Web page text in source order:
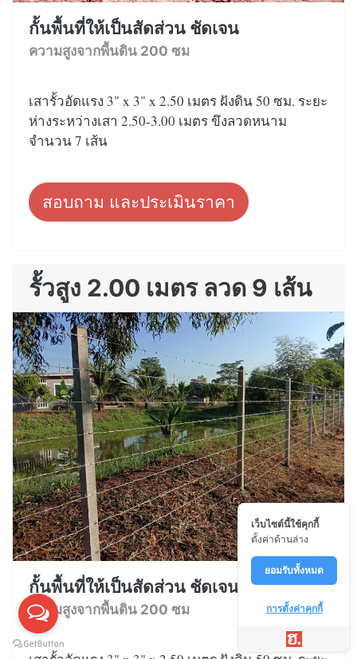
กั้นพื้นที่ให้เป็นสัดส่วน ชัดเจน
ความสูงจากพื้นดิน 200 ซม
เสารั้วอัดแรง 3" x 3" x 2.50 เมตร ฝังดิน 50 ซม. ระยะ
ห่างระหว่างเสา 2.50-3.00 เมตร ขึงลวดหนาม
จำนวน 7 เส้น
สอบถาม และประเมินราคา
รั้วสูง 2.00 เมตร ลวด 9 เส้น
กั้นพื้นที่ให้เป็นสัดส่วน ชัดเจน
ความสูงจากพื้นดิน 200 ซม
เว็บไซต์นี้ใช้คุกกี้
ตั้งค่าด้านล่าง
ยอมรับทั้งหมด
การตั้งค่าคุกกี้